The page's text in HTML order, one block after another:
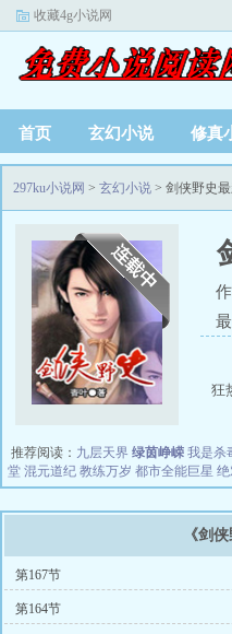
收藏4g小说网
首页 玄幻小说 修真
297ku小说网 > 玄幻小说 > 剑侠野史
狂
推荐阅读： 九层天界 绿茵峥嵘 我是杀
堂 混元道纪 教练万岁 都市全能巨星 绝
《剑
第167节
第164节